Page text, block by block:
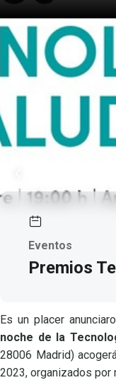
Eventos
Premios
Es un placer
noche de la
28006 Madrid)
2023, organizados por